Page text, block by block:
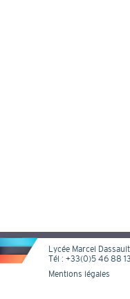
Lycée Marcel
Tél : +33(0)5 46 88
Mentions légales